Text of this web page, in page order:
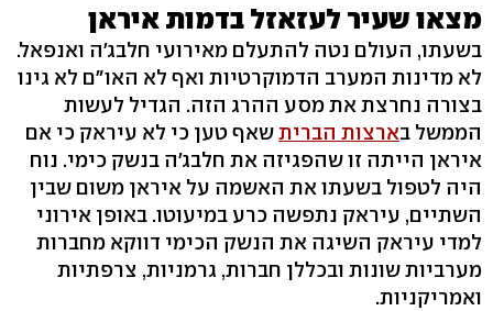
מצאו שעיר לעזאזל בדמות איראן
בשעתו, העולם נטה להתעלם מאירועי חלבג'ה ואנפאל.
לא מדינות המערב הדמוקרטיות ואף לא האו"ם לא גינו
בצורה נחרצת את מסע ההרג הזה. הגדיל לעשות
הממשל בארצות הבריתשאף טען כי לא עיראק כי אם
איראן הייתה זו שהפגיזה את חלבג'ה בנשק כימי. נוח
היה לטפול בשעתו את האשמה על איראן משום שבין
השתיים, עיראק נתפשה כרע במיעוטו. באופן אירוני
למדי עיראק השיגה את הנשק הכימי דווקא מחברות
מערביות שונות ובכללן חברות, גרמניות, צרפתיות
ואמריקניות.